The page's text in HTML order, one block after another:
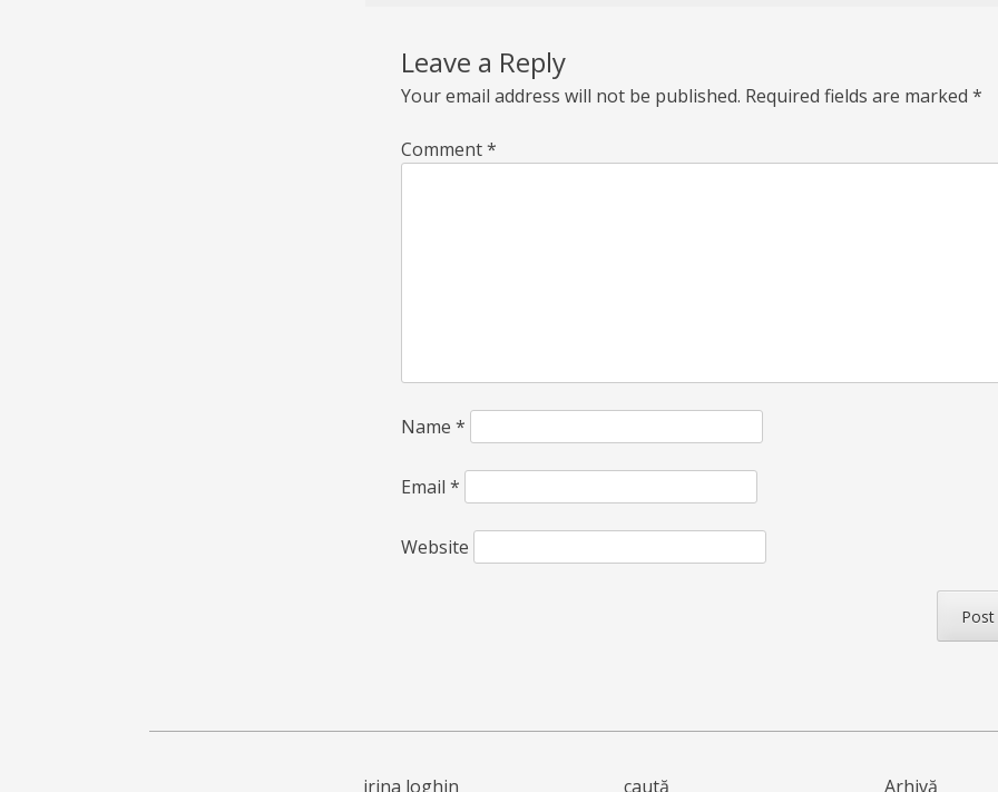
Leave a Reply
Your email address will not be published. Required fields are marked *
Comment*
Name *
Email *
Website
irina loghin caută Arhivă